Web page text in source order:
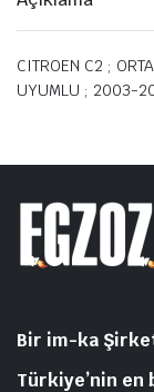
CITROEN C2 ;
UYUMLU ; 2003-
Bir im-ka
Türkiye’nin en